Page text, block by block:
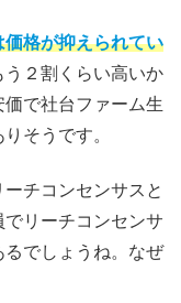
格が抑えられてい
２割くらい高いか
で社台ファーム生
そうです。
チコンセンサスと
リーチコンセンサ
でしょうね。なぜ